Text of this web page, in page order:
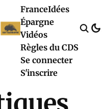
FranceIdées
Épargne
Vidéos
Règles du CDS
Se connecter
S'inscrire